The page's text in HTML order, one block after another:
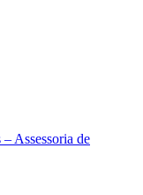
Assessoria de